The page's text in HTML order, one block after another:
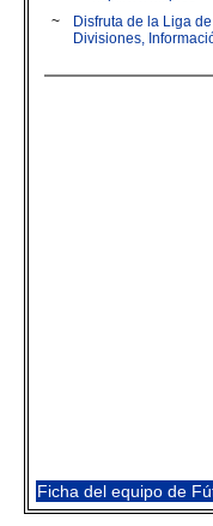
~
Disfruta de la Liga
Divisiones,
Ficha del equipo de